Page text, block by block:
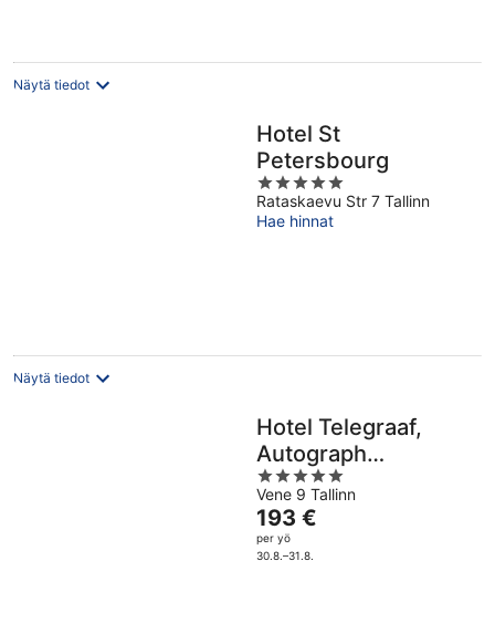
Näytä tiedot
Hotel St
Petersbourg
5
out
of
Rataskaevu Str 7 Tallinn
Hae hinnat
Näytä tiedot
Hotel Telegraaf,
Autograph
Collection
5
out
of
5
Vene 9 Tallinn
Hinta
on
193 €
193 €
per yö
30.8.–31.8.